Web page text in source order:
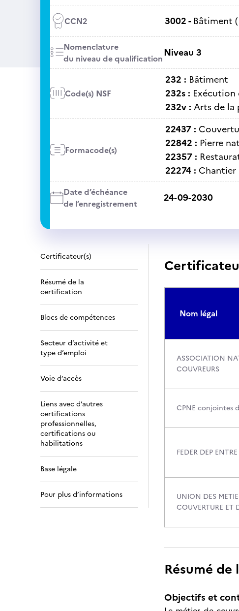
CCN2 3002 - Bâtiment
Nomenclature
du niveau de qualificationNiveau 3
Code(s) NSF
232 : Bâtiment
232s : Exécution
232v : Arts de la
Formacode(s)
22437 :
22842 : Pierre
22357 :
22274 : Chantier
Date d’échéance
de l’enregistrement
24-09-2030
Certificateur(s)
Résumé de la
certification
Blocs de compétences
Secteur d’activité et
type d’emploi
Voie d’accès
Liens avec d’autres
certifications
professionnelles,
certifications ou
habilitations
Base légale
Pour plus d’informations
Nom légal
ASSOCIATION
COUVREURS
CPNE conjointes
FEDER DEP
UNION DES
COUVERTURE ET
Résumé
Objectifs et